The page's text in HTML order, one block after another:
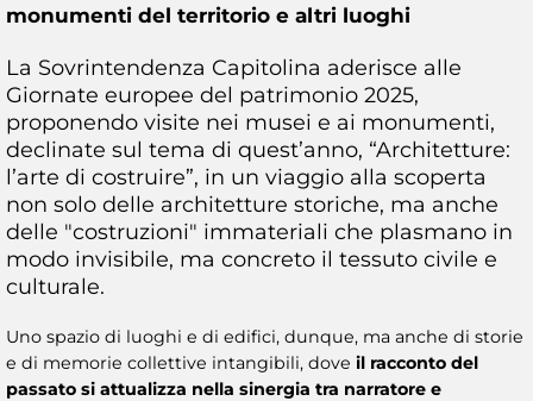
monumenti del territorio e altri luoghi
La Sovrintendenza Capitolina aderisce alle
Giornate europee del patrimonio 2025,
proponendo visite nei musei e ai monumenti,
declinate sul tema di quest’anno, “Architetture:
l’arte di costruire”, in un viaggio alla scoperta
non solo delle architetture storiche, ma anche
delle "costruzioni" immateriali che plasmano in
modo invisibile, ma concreto il tessuto civile e
culturale.
Uno spazio di luoghi e di edifici, dunque, ma anche di storie
e di memorie collettive intangibili, dove il racconto del
passato si attualizza nella sinergia tra narratore e